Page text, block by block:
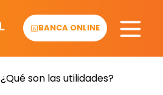
BANCA ONLINE
¿Qué son las utilidades?